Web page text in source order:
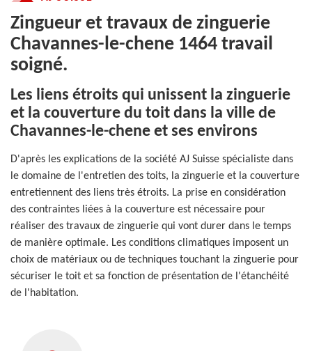
Zingueur et travaux de zinguerie
Chavannes-le-chene 1464 travail
soigné.
Les liens étroits qui unissent la zinguerie
et la couverture du toit dans la ville de
Chavannes-le-chene et ses environs
D'après les explications de la société AJ Suisse spécialiste dans
le domaine de l'entretien des toits, la zinguerie et la couverture
entretiennent des liens très étroits. La prise en considération
des contraintes liées à la couverture est nécessaire pour
réaliser des travaux de zinguerie qui vont durer dans le temps
de manière optimale. Les conditions climatiques imposent un
choix de matériaux ou de techniques touchant la zinguerie pour
sécuriser le toit et sa fonction de présentation de l'étanchéité
de l'habitation.